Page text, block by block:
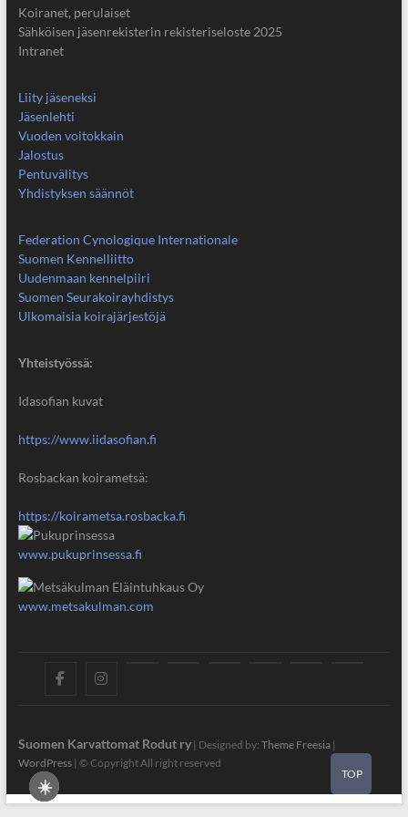
☀️
Koiranet, perulaiset
Sähköisen jäsenrekisterin rekisteriseloste 2025
Intranet
Liity jäseneksi
Jäsenlehti
Vuoden voitokkain
Jalostus
Pentuvälitys
Yhdistyksen säännöt
Federation Cynologique Internationale
Suomen Kennelliitto
Uudenmaan kennelpiiri
Suomen Seurakoirayhdistys
Ulkomaisia koirajärjestöjä
Yhteistyössä:
Idasofian kuvat
https://www.iidasofian.fi
Rosbackan koirametsä:
https://koirametsa.rosbacka.fi
www.pukuprinsessa.fi
www.metsakulman.com
SuKaRoSuKaRo
kysymykset
2025
Suomen Karvattomat Rodut ry| Designed by: Theme Freesia|
WordPress| © Copyright All right reserved
TOP